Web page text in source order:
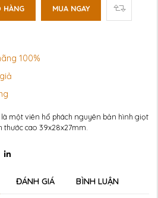
HÀNG MUA NGAY
100%
là một viên hổ phách nguyên bản hình giọt
thước cao 39x28x27mm.
ĐÁNH GIÁ BÌNH LUẬN